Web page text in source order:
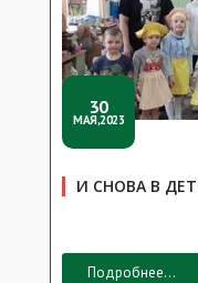
30
МАЯ,2023
И СНОВА В
Подробнее...